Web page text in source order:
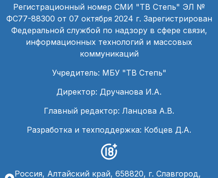
Регистрационный номер СМИ "ТВ Степь" ЭЛ №
ФС77-88300 от 07 октября 2024 г. Зарегистрирован
Федеральной службой по надзору в сфере связи,
информационных технологий и массовых
коммуникаций
Учредитель: МБУ "ТВ Степь"
Директор: Дручанова И.А.
Главный редактор: Ланцова А.В.
Разработка и техподдержка: Кобцев Д.А.
Россия, Алтайский край, 658820, г. Славгород,